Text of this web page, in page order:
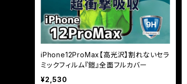
iPhone12ProMax【高光沢】割れないセラ
ミックフィルム『鎧』全面フルカバー
¥2,530